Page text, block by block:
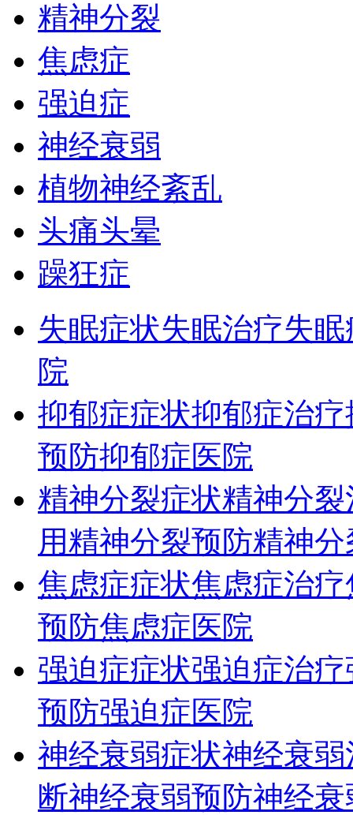
精神分裂
焦虑症
强迫症
神经衰弱
植物神经紊乱
头痛头晕
躁狂症
失眠症状失眠治疗失
院
抑郁症症状抑郁症治疗
预防抑郁症医院
精神分裂症状精神分裂
用精神分裂预防精神
焦虑症症状焦虑症治疗
预防焦虑症医院
强迫症症状强迫症治疗
预防强迫症医院
神经衰弱症状神经衰弱
断神经衰弱预防神经